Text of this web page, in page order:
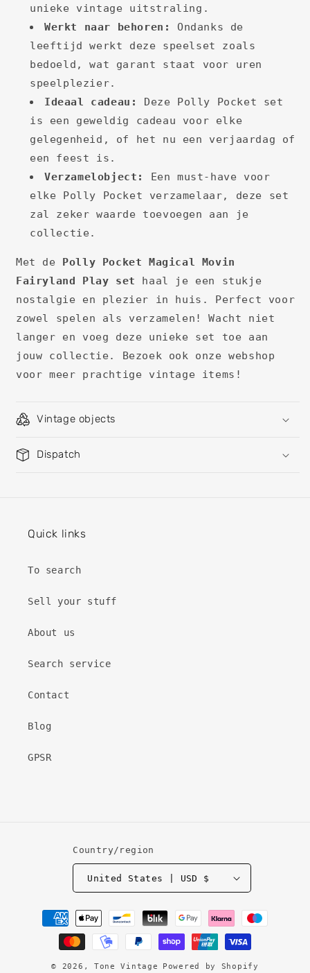
unieke vintage uitstraling.
Werkt naar behoren:
Ondanks de
leeftijd werkt deze speelset zoals
bedoeld, wat garant staat voor uren
speelplezier.
Ideaal cadeau:
Deze Polly Pocket set
is een geweldig cadeau voor elke
gelegenheid, of het nu een verjaardag of
een feest is.
Verzamelobject:
Een must-have voor
elke Polly Pocket verzamelaar, deze set
zal zeker waarde toevoegen aan je
collectie.
Met de
Polly Pocket Magical Movin
Fairyland Play set
haal je een stukje
nostalgie en plezier in huis. Perfect voor
zowel spelen als verzamelen! Wacht niet
langer en voeg deze unieke set toe aan
jouw collectie. Bezoek ook onze webshop
voor meer prachtige vintage items!
Vintage objects
Dispatch
Quick links
To search
Sell ​​your stuff
About us
Search service
Contact
Blog
GPSR
Country/region
United States | USD $
Payment
methods
© 2026, Tone Vintage Powered by Shopify